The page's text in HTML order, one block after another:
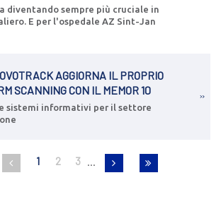
diventando sempre più cruciale in
E per l'ospedale AZ Sint-Jan
AGGIORNA IL PROPRIO
SCANNING CON IL MEMOR 10
sistemi informativi per il settore
1 2 3